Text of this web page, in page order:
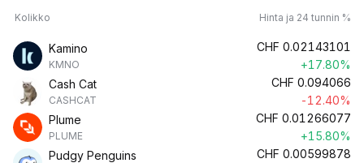
Kolikko Hinta ja 24 tunnin %
Kamino
KMNO
CHF 0.02143101
+17.80%
Cash Cat
CASHCAT
CHF 0.094066
-12.40%
Plume
PLUME
CHF 0.01266077
+15.80%
Pudgy Penguins
CHF 0.00599878